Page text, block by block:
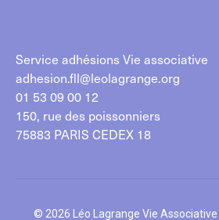
Service adhésions Vie associative
adhesion.fll@leolagrange.org
01 53 09 00 12
150, rue des poissonniers
75883 PARIS CEDEX 18
© 2026 Léo Lagrange Vie Associative |